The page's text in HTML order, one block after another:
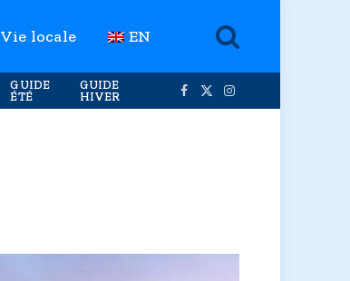
Vie locale EN
GUIDE
ÉTÉ
GUIDE
HIVER
Facebook
X
Instagram